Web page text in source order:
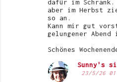
dafür im
aber im Herbst
so an.
Kann mir gut
gelungener Abend
Schönes
Sunny's
23/5/26